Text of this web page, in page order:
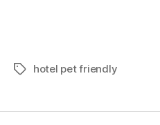
hotel pet friendly